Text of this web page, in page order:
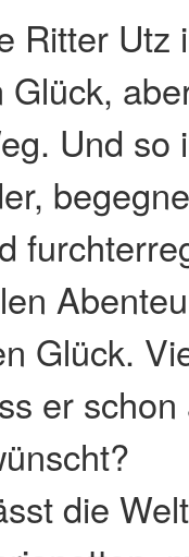
Ritter Utz
Und
Glück.
er
die